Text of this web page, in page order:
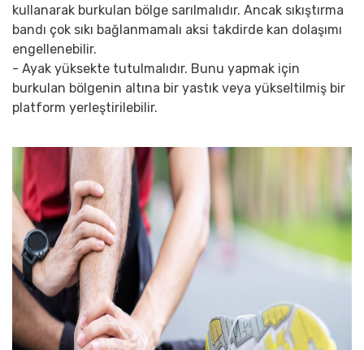
kullanarak burkulan bölge sarılmalıdır. Ancak sıkıştırma
bandı çok sıkı bağlanmamalı aksi takdirde kan dolaşımı
engellenebilir.
- Ayak yüksekte tutulmalıdır. Bunu yapmak için
burkulan bölgenin altına bir yastık veya yükseltilmiş bir
platform yerleştirilebilir.